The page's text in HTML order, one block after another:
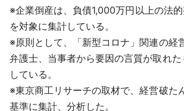
※企業倒産は、負債1,000万円以上の法
を対象に集計している。
※原則として、「新型コロナ」関連の経
弁護士、当事者から要因の言質が取れ
している。
※東京商工リサーチの取材で、経営破た
基準に集計、分析した。